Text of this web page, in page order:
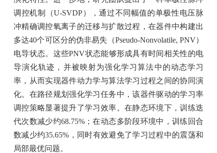
调控机制（U-SVDP），通过不同幅值的单极性电压脉
冲精确调控氧离子的迁移与扩散过程，在器件中构建出
多达40个可区分的伪非易失（Pseudo-Nonvolatile, PNV）
电导状态。这些PNV状态能够形成具有时间相关性的电
导演化轨迹，并被映射为强化学习算法中的动态学习
率，从而实现器件动力学与算法学习过程之间的协同演
化。在路径规划强化学习任务中，该器件驱动的学习率
调控策略显著提升了学习效率。在静态环境下，训练迭
代次数减少约68.75% ；在动态多阶段环境中，训练回合
数减少约35.65% ，同时有效避免了学习过程中的震荡和
局部最优问题。